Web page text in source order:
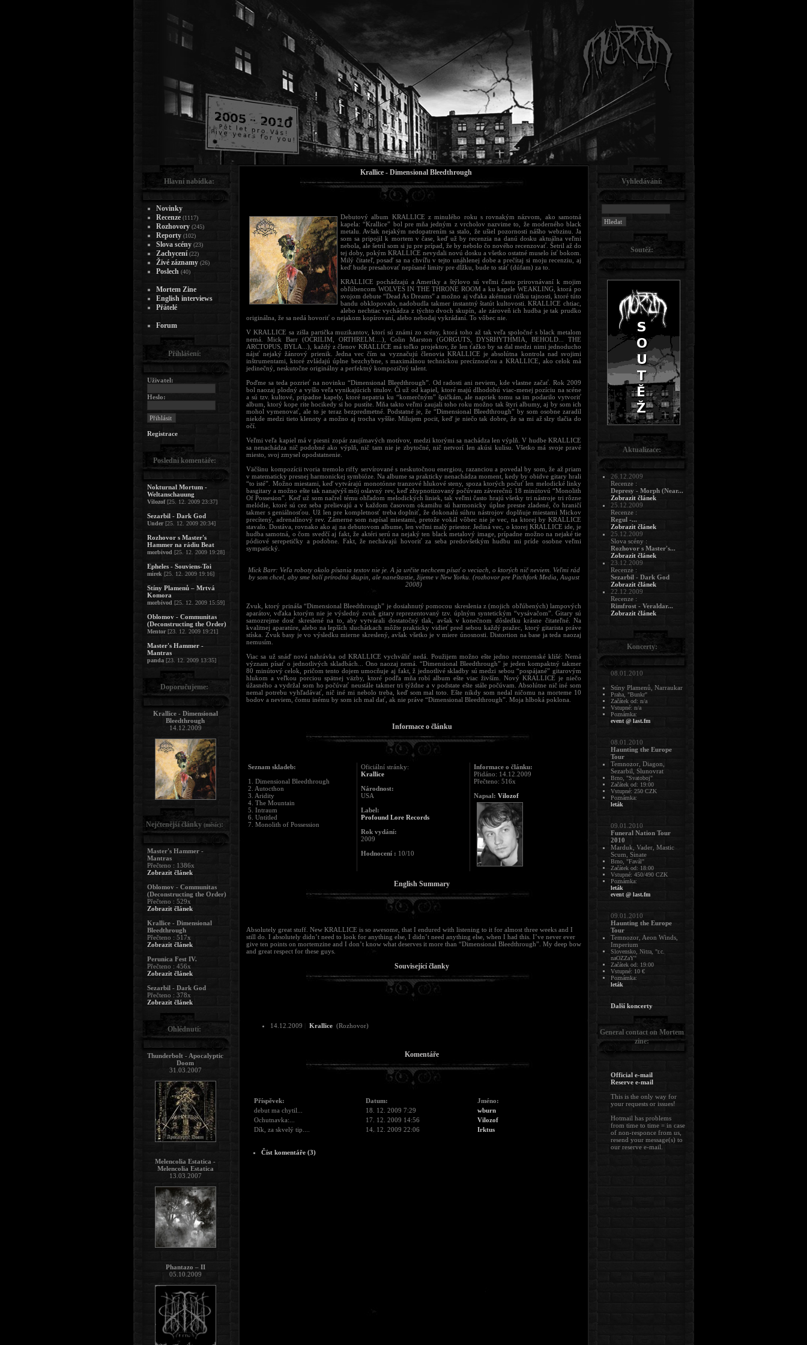
Krallice - Dimensional Bleedthrough
Debutový album KRALLICE z minulého roku s rovnakým názvom, ako samotná
kapela: “Krallice” bol pre mňa jedným z vrcholov nazvime to, že moderného black
metalu. Avšak nejakým nedopatrením sa stalo, že ušiel pozornosti nášho webzinu. Ja
som sa pripojil k mortem v čase, keď už by recenzia na danú dosku aktuálna veľmi
nebola, ale šetril som si ju pre prípad, že by nebolo čo nového recenzovať. Šetril až do
tej doby, pokým KRALLICE nevydali novú dosku a všetko ostatné muselo ísť bokom.
Milý čitateľ, posaď sa na chvíľu v tejto unáhlenej dobe a prečítaj si moju recenziu, aj
keď bude presahovať nepísané limity pre dĺžku, bude to stáť (dúfam) za to.
KRALLICE pochádzajú a Ameriky a štýlovo sú veľmi často prirovnávaní k mojim
obľúbencom WOLVES IN THE THRONE ROOM a ku kapele WEAKLING, ktorá po
svojom debute “Dead As Dreams” a možno aj vďaka akémusi rúšku tajnosti, ktoré túto
bandu obklopovalo, nadobudla takmer instantný štatút kultovosti. KRALLICE chtiac,
alebo nechtiac vychádza z týchto dvoch skupín, ale zároveň ich hudba je tak prudko
originálna, že sa nedá hovoriť o nejakom kopírovaní, alebo nebodaj vykrádaní. To vôbec nie.
V KRALLICE sa zišla partička muzikantov, ktorí sú známi zo scény, ktorá toho až tak veľa spoločné s black metalom
nemá. Mick Barr (OCRILIM, ORTHRELM....), Colin Marston (GORGUTS, DYSRHYTHMIA, BEHOLD... THE
ARCTOPUS, BYLA...), každý z členov KRALLICE má toľko projektov, že len ťažko by sa dal medzi nimi jednoducho
nájsť nejaký žánrový prienik. Jedna vec čím sa vyznačujú členovia KRALLICE je absolútna kontrola nad svojimi
inštrumentami, ktoré zvládajú úplne bezchybne, s maximálnou technickou precíznosťou a KRALLICE, ako celok má
jedinečný, neskutočne originálny a perfektný kompozičný talent.
Poďme sa teda pozrieť na novinku “Dimensional Bleedthrough”. Od radosti ani neviem, kde vlastne začať. Rok 2009
bol naozaj plodný a vyšlo veľa vynikajúcich titulov. Či už od kapiel, ktoré majú dlhodobú viac-menej pozíciu na scéne
a sú tzv. kultové, prípadne kapely, ktoré nepatria ku “komerčným” špičkám, ale napriek tomu sa im podarilo vytvoriť
album, ktorý kope rite hocikedy si ho pustíte. Mňa takto veľmi zaujali toho roku možno tak štyri albumy, aj by som ich
mohol vymenovať, ale to je teraz bezpredmetné. Podstatné je, že “Dimensional Bleedthrough” by som osobne zaradil
niekde medzi tieto klenoty a možno aj trocha vyššie. Milujem pocit, keď je niečo tak dobre, že sa mi až slzy tlačia do
očí.
Veľmi veľa kapiel má v piesni zopár zaujímavých motívov, medzi ktorými sa nachádza len výplň. V hudbe KRALLICE
sa nenachádza nič podobné ako výplň, nič tam nie je zbytočné, nič netvorí len akúsi kulisu. Všetko má svoje pravé
miesto, svoj zmysel opodstatnenie.
Väčšinu kompozícii tvoria tremolo riffy servírované s neskutočnou energiou, razanciou a povedal by som, že až priam
v matematicky presnej harmonickej symbióze. Na albume sa prakticky nenachádza moment, kedy by obidve gitary hrali
“to isté”. Možno miestami, keď vytvárajú monotónne tranzové hlukové steny, spoza ktorých počuť len melodické linky
basgitary a možno ešte tak nanajvýš môj oslavný rev, keď zhypnotizovaný počúvam záverečnú 18 minútovú “Monolith
Of Possesion”. Keď už som načrel tému ohľadom melodických liniek, tak veľmi často hrajú všetky tri nástroje tri rôzne
melódie, ktoré sú cez seba prelievajú a v každom časovom okamihu sú harmonicky úplne presne zladené, čo hraničí
takmer s geniálnosťou. Už len pre kompletnosť treba doplniť, že dokonalú súhru nástrojov doplňuje miestami Mickov
precítený, adrenalínový rev. Zámerne som napísal miestami, pretože vokál vôbec nie je vec, na ktorej by KRALLICE
stavalo. Dostáva, rovnako ako aj na debutovom albume, len veľmi malý priestor. Jediná vec, o ktorej KRALLICE ide, je
hudba samotná, o čom svedčí aj fakt, že aktéri serú na nejaký ten black metalový image, prípadne možno na nejaké tie
pódiové serepetičky a podobne. Fakt, že nechávajú hovoriť za seba predovšetkým hudbu mi príde osobne veľmi
sympatický.
Mick Barr: Veľa roboty okolo písania textov nie je. A ja určite nechcem písať o veciach, o ktorých nič neviem. Veľmi rád
by som chcel, aby sme bolí prírodná skupin, ale naneštastie, žijeme v New Yorku. (rozhovor pre Pitchfork Media, August
2008)
Zvuk, ktorý prináša “Dimensional Bleedthrough” je dosiahnutý pomocou skreslenia z (mojich obľúbených) lampových
aparátov, vďaka ktorým nie je výsledný zvuk gitary reprezentovaný tzv. úplným syntetickým “vysávačom”. Gitary sú
samozrejme dosť skreslené na to, aby vytvárali dostatočný tlak, avšak v konečnom dôsledku krásne čitateľné. Na
kvalitnej aparatúre, alebo na lepších sluchátkach môžte prakticky vidieť pred sebou každý pražec, ktorý gitarista práve
stíska. Zvuk basy je vo výsledku mierne skreslený, avšak všetko je v miere únosnosti. Distortion na base ja teda naozaj
nemusím.
Viac sa už snáď nová nahrávka od KRALLICE vychváliť nedá. Použijem možno ešte jedno recenzenské klišé: Nemá
význam písať o jednotlivých skladbách... Ono naozaj nemá. “Dimensional Bleedthrough” je jeden kompaktný takmer
80 minútový celok, pričom tento dojem umocňuje aj fakt, ž jednotlivé skladby sú medzi sebou “pospájané” gitarovým
hlukom a veľkou porciou spätnej väzby, ktoré podľa mňa robí album ešte viac živším. Nový KRALLICE je niečo
úžasného a vydržal som ho počúvať neustále takmer tri týždne a v podstate ešte stále počúvam. Absolútne nič iné som
nemal potrebu vyhľadávať, nič iné mi nebolo treba, keď som mal toto. Ešte nikdy som nedal ničomu na morteme 10
bodov a neviem, čomu inému by som ich mal dať, ak nie práve “Dimensional Bleedthrough”. Moja hlboká poklona.
Informace o článku
Seznam skladeb:
1. Dimensional Bleedthrough
2. Autocthon
3. Aridity
4. The Mountain
5. Intraum
6. Untitled
7. Monolith of Possession
Oficiální stránky:
Krallice
Národnost:
USA
Label:
Profound Lore Records
Rok vydání:
2009
Hodnocení : 10/10
Informace o článku:
Přidáno: 14.12.2009
Přečteno: 516x
Napsal: Vilozof
English Summary
Absolutely great stuff. New KRALLICE is so awesome, that I endured with listening to it for almost three weeks and I
still do. I absolutely didn’t need to look for anything else, I didn’t need anything else, when I had this. I’ve never ever
give ten points on mortemzine and I don’t know what deserves it more than “Dimensional Bleedthrough”. My deep bow
and great respect for these guys.
Související članky
14.12.2009 Krallice (Rozhovor)
Komentáře
Příspěvek: Datum:
Jméno:
debut ma chytil...
18. 12. 2009 7:29
wburn
Ochutnavka:...
17. 12. 2009 14:56
Vilozof
Dík, za skvelý tip....
14. 12. 2009 22:06 Irktus
Číst komentáře (3)
Hlavní nabídka:
Novinky
Recenze (1117)
Rozhovory (245)
Reporty (102)
Slova scény (23)
Zachycení (22)
Živé záznamy (26)
Poslech (40)
Mortem Zine
English interviews
Přátelé
Forum
Přihlášení:
Uživatel:
Heslo:
Registrace
Poslední komentáře:
Nokturnal Mortum -
Weltanschauung
Vilozof[25. 12. 2009 23:37]
Sezarbil - Dark God
Under [25. 12. 2009 20:34]
Rozhovor s Master's
Hammer na rádiu Beat
morbivod [25. 12. 2009 19:28]
Epheles - Souviens-Toi
mirek [25. 12. 2009 19:16]
Stíny Plamenů – Mrtvá
Komora
morbivod [25. 12. 2009 15:59]
Oblomov - Communitas
(Deconstructing the Order)
Mentor[23. 12. 2009 19:21]
Master's Hammer -
Mantras
panda [23. 12. 2009 13:35]
Doporučujeme:
Krallice - Dimensional
Bleedthrough
14.12.2009
Nejčtenější články (měsíc):
Master's Hammer -
Mantras
Přečteno : 1386x
Zobrazit článek
Oblomov - Communitas
(Deconstructing the Order)
Přečteno : 529x
Zobrazit článek
Krallice - Dimensional
Bleedthrough
Přečteno : 517x
Zobrazit článek
Perunica Fest IV.
Přečteno : 456x
Zobrazit článek
Sezarbil - Dark God
Přečteno : 378x
Zobrazit článek
Ohlédnutí:
Thunderbolt - Apocalyptic
Doom
31.03.2007
Melencolia Estatica -
Melencolia Estatica
13.03.2007
Phantazo – II
05.10.2009
Vyhledávání:
Soutěž:
Aktualizace:
26.12.2009
Recenze :
Depresy - Morph (Near...
Zobrazit článek
25.12.2009
Recenze :
Regul -...
Zobrazit článek
25.12.2009
Slova scény :
Rozhovor s Master's...
Zobrazit článek
23.12.2009
Recenze :
Sezarbil - Dark God
Zobrazit článek
22.12.2009
Recenze :
Rimfrost - Veraldar...
Zobrazit článek
Koncerty:
08.01.2010
Stíny Plamenů, Narraukar
Praha, "Bunkr"
Začátek od: n/a
Vstupné: n/a
Poznámka:
event @ last.fm
08.01.2010
Haunting the Europe
Tour
Temnozor, Diagon,
Sezarbil, Slunovrat
Brno, "Svatoboj"
Začátek od: 19:00
Vstupné: 250 CZK
Poznámka:
leták
09.01.2010
Funeral Nation Tour
2010
Marduk, Vader, Mastic
Scum, Sinate
Brno, "Favál"
Začátek od: 18:00
Vstupné: 450/490 CZK
Poznámka:
leták
event @ last.fm
09.01.2010
Haunting the Europe
Tour
Temnozor, Aeon Winds,
Imperium
Slovensko, Nitra, "r.c.
naOZZaY"
Začátek od: 19:00
Vstupné: 10 €
Poznámka:
leták
Další koncerty
General contact on Mortem
zine:
Official e-mail
Reserve e-mail
This is the only way for
your requests or issues!
Hotmail has problems
from time to time = in case
of non-responce from us,
resend your message(s) to
our reserve e-mail.